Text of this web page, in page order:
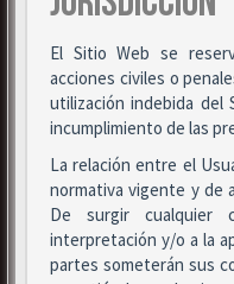
El Sitio Web se
acciones civiles o
utilización indebida
incumplimiento de las
La relación entre el
normativa vigente y de
De surgir cualquier
interpretación y/o a la
partes someterán sus